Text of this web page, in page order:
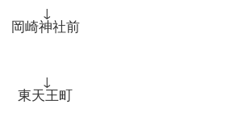
↓
岡崎神社前
↓
東天王町